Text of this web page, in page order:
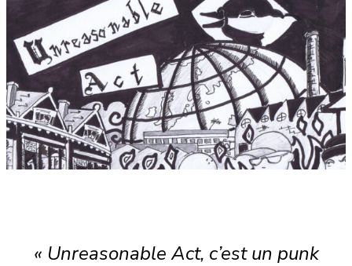
« Unreasonable Act, c’est un punk